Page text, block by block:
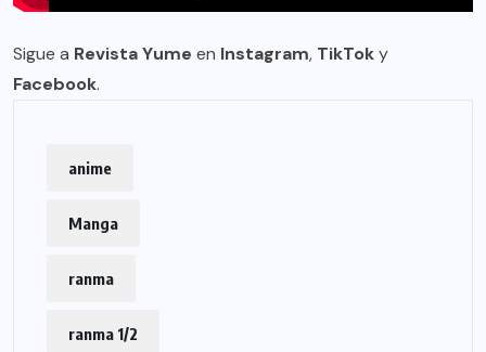
Sigue a Revista Yume en Instagram, TikToky
Facebook.
anime
Manga
ranma
ranma 1/2